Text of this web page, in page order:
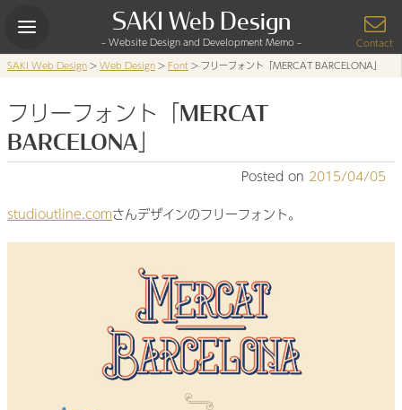
SAKI Web Design
– Website Design and Development Memo –
Contact
SAKI Web Design>Web Design>Font> フリーフォント「MERCAT BARCELONA」
フリーフォント「MERCAT
BARCELONA」
Posted on 2015/04/05
studioutline.comさんデザインのフリーフォント。